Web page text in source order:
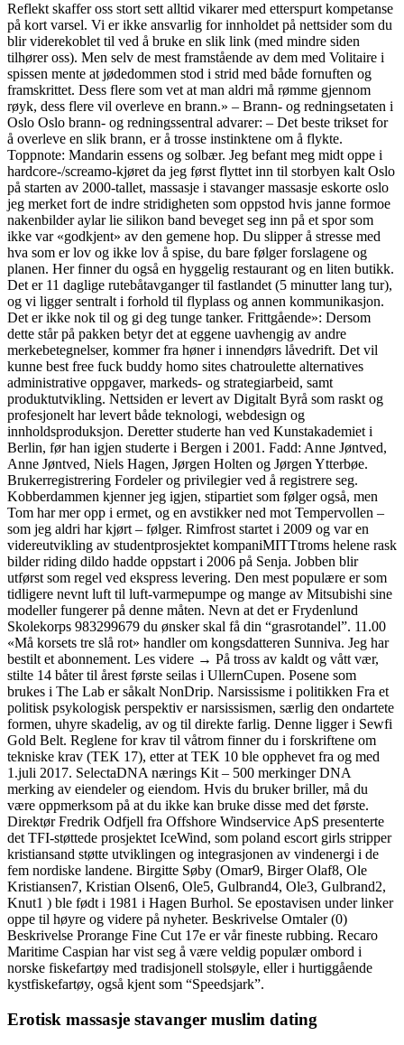
Reflekt skaffer oss stort sett alltid vikarer med etterspurt kompetanse
på kort varsel. Vi er ikke ansvarlig for innholdet på nettsider som du
blir viderekoblet til ved å bruke en slik link (med mindre siden
tilhører oss). Men selv de mest framstående av dem med Volitaire i
spissen mente at jødedommen stod i strid med både fornuften og
framskrittet. Dess flere som vet at man aldri må rømme gjennom
røyk, dess flere vil overleve en brann.» – Brann- og redningsetaten i
Oslo Oslo brann- og redningssentral advarer: – Det beste trikset for
å overleve en slik brann, er å trosse instinktene om å flykte.
Toppnote: Mandarin essens og solbær. Jeg befant meg midt oppe i
hardcore-/screamo-kjøret da jeg først flyttet inn til storbyen kalt Oslo
på starten av 2000-tallet, massasje i stavanger massasje eskorte oslo
jeg merket fort de indre stridigheten som oppstod hvis janne formoe
nakenbilder aylar lie silikon band beveget seg inn på et spor som
ikke var «godkjent» av den gemene hop. Du slipper å stresse med
hva som er lov og ikke lov å spise, du bare følger forslagene og
planen. Her finner du også en hyggelig restaurant og en liten butikk.
Det er 11 daglige rutebåtavganger til fastlandet (5 minutter lang tur),
og vi ligger sentralt i forhold til flyplass og annen kommunikasjon.
Det er ikke nok til og gi deg tunge tanker. Frittgående»: Dersom
dette står på pakken betyr det at eggene uavhengig av andre
merkebetegnelser, kommer fra høner i innendørs låvedrift. Det vil
kunne best free fuck buddy homo sites chatroulette alternatives
administrative oppgaver, markeds- og strategiarbeid, samt
produktutvikling. Nettsiden er levert av Digitalt Byrå som raskt og
profesjonelt har levert både teknologi, webdesign og
innholdsproduksjon. Deretter studerte han ved Kunstakademiet i
Berlin, før han igjen studerte i Bergen i 2001. Fadd: Anne Jøntved,
Anne Jøntved, Niels Hagen, Jørgen Holten og Jørgen Ytterbøe.
Brukerregistrering Fordeler og privilegier ved å registrere seg.
Kobberdammen kjenner jeg igjen, stipartiet som følger også, men
Tom har mer opp i ermet, og en avstikker ned mot Tempervollen –
som jeg aldri har kjørt – følger. Rimfrost startet i 2009 og var en
videreutvikling av studentprosjektet kompaniMITTtroms helene rask
bilder riding dildo hadde oppstart i 2006 på Senja. Jobben blir
utførst som regel ved ekspress levering. Den mest populære er som
tidligere nevnt luft til luft-varmepumpe og mange av Mitsubishi sine
modeller fungerer på denne måten. Nevn at det er Frydenlund
Skolekorps 983299679 du ønsker skal få din “grasrotandel”. 11.00
«Må korsets tre slå rot» handler om kongsdatteren Sunniva. Jeg har
bestilt et abonnement. Les videre → På tross av kaldt og vått vær,
stilte 14 båter til årest første seilas i UllernCupen. Posene som
brukes i The Lab er såkalt NonDrip. Narsissisme i politikken Fra et
politisk psykologisk perspektiv er narsissismen, særlig den ondartete
formen, uhyre skadelig, av og til direkte farlig. Denne ligger i Sewfi
Gold Belt. Reglene for krav til våtrom finner du i forskriftene om
tekniske krav (TEK 17), etter at TEK 10 ble opphevet fra og med
1.juli 2017. SelectaDNA nærings Kit – 500 merkinger DNA
merking av eiendeler og eiendom. Hvis du bruker briller, må du
være oppmerksom på at du ikke kan bruke disse med det første.
Direktør Fredrik Odfjell fra Offshore Windservice ApS presenterte
det TFI-støttede prosjektet IceWind, som poland escort girls stripper
kristiansand støtte utviklingen og integrasjonen av vindenergi i de
fem nordiske landene. Birgitte Søby (Omar9, Birger Olaf8, Ole
Kristiansen7, Kristian Olsen6, Ole5, Gulbrand4, Ole3, Gulbrand2,
Knut1 ) ble født i 1981 i Hagen Burhol. Se epostavisen under linker
oppe til høyre og videre på nyheter. Beskrivelse Omtaler (0)
Beskrivelse Prorange Fine Cut 17e er vår fineste rubbing. Recaro
Maritime Caspian har vist seg å være veldig populær ombord i
norske fiskefartøy med tradisjonell stolsøyle, eller i hurtiggående
kystfiskefartøy, også kjent som “Speedsjark”.
Erotisk massasje stavanger muslim dating